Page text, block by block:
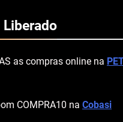
as compras online na
COMPRA10 na Cobasi